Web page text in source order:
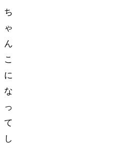
ち
ゃ
ん
こ
に
な
っ
て
し